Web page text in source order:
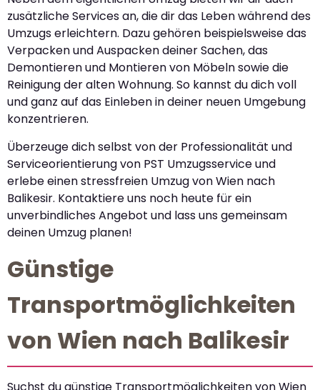
zusätzliche Services an, die dir das Leben während des
Umzugs erleichtern. Dazu gehören beispielsweise das
Verpacken und Auspacken deiner Sachen, das
Demontieren und Montieren von Möbeln sowie die
Reinigung der alten Wohnung. So kannst du dich voll
und ganz auf das Einleben in deiner neuen Umgebung
konzentrieren.
Überzeuge dich selbst von der Professionalität und
Serviceorientierung von PST Umzugsservice und
erlebe einen stressfreien Umzug von Wien nach
Balikesir. Kontaktiere uns noch heute für ein
unverbindliches Angebot und lass uns gemeinsam
deinen Umzug planen!
Günstige
Transportmöglichkeiten
von Wien nach Balikesir